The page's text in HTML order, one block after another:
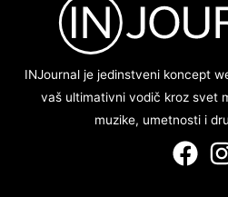
INJournal je jedinstveni koncept
vaš ultimativni vodič kroz svet
muzike, umetnosti i